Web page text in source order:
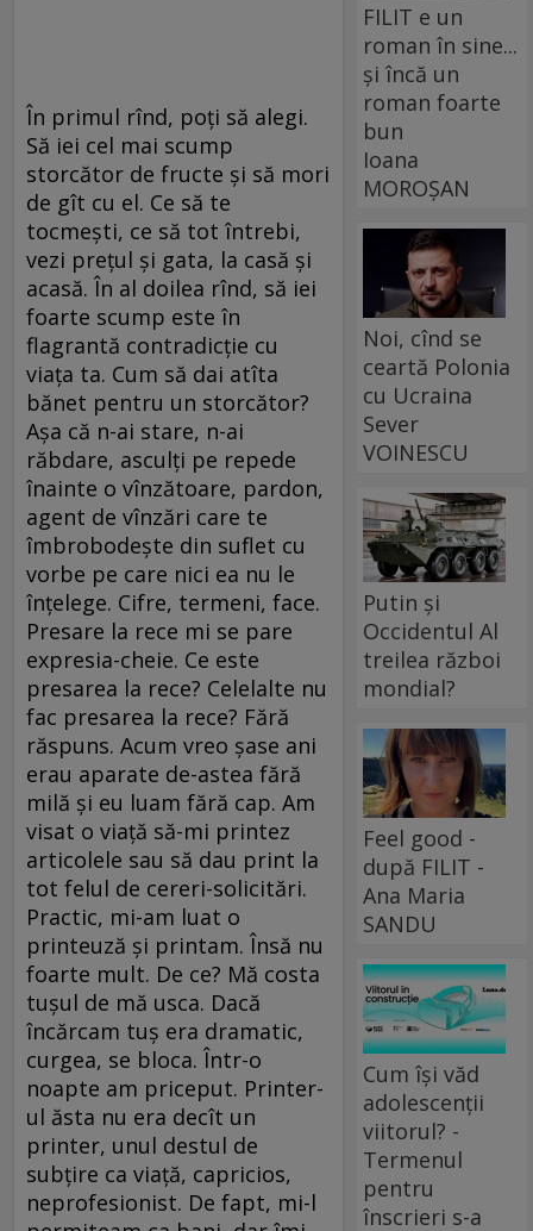
În primul rînd, poți să alegi.
Să iei cel mai scump
storcător de fructe și să mori
de gît cu el. Ce să te
tocmești, ce să tot întrebi,
vezi prețul și gata, la casă și
acasă. În al doilea rînd, să iei
foarte scump este în
flagrantă contradicție cu
viața ta. Cum să dai atîta
bănet pentru un storcător?
Așa că n-ai stare, n-ai
răbdare, asculți pe repede
înainte o vînzătoare, pardon,
agent de vînzări care te
îmbrobodește din suflet cu
vorbe pe care nici ea nu le
înțelege. Cifre, termeni, face.
Presare la rece mi se pare
expresia-cheie. Ce este
presarea la rece? Celelalte nu
fac presarea la rece? Fără
răspuns. Acum vreo șase ani
erau aparate de-astea fără
milă și eu luam fără cap. Am
visat o viață să-mi printez
articolele sau să dau print la
tot felul de cereri-solicitări.
Practic, mi-am luat o
printeuză și printam. Însă nu
foarte mult. De ce? Mă costa
tușul de mă usca. Dacă
încărcam tuș era dramatic,
curgea, se bloca. Într-o
noapte am priceput. Printer-
ul ăsta nu era decît un
printer, unul destul de
subțire ca viață, capricios,
neprofesionist. De fapt, mi-l
FILIT e un
roman în sine...
și încă un
roman foarte
bun
Ioana
MOROȘAN
Noi, cînd se
ceartă Polonia
cu Ucraina
Sever
VOINESCU
Putin și
Occidentul Al
treilea război
mondial?
Feel good -
după FILIT -
Ana Maria
SANDU
Cum își văd
adolescenții
viitorul? -
Termenul
pentru
înscrieri s-a